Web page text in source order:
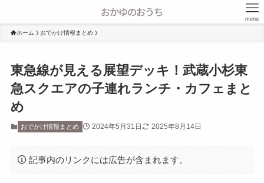
menu
ホーム おでかけ情報まとめ
東急線が見える展望デッキ！武蔵小杉東
急スクエアの子連れランチ・カフェまと
め
おでかけ情報まとめ 2024年5月31日 2025年8月14日
記事内のリンクには広告が含まれます。